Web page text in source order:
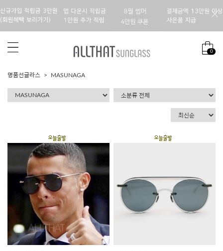
0
명품선글라스 MASUNAGA